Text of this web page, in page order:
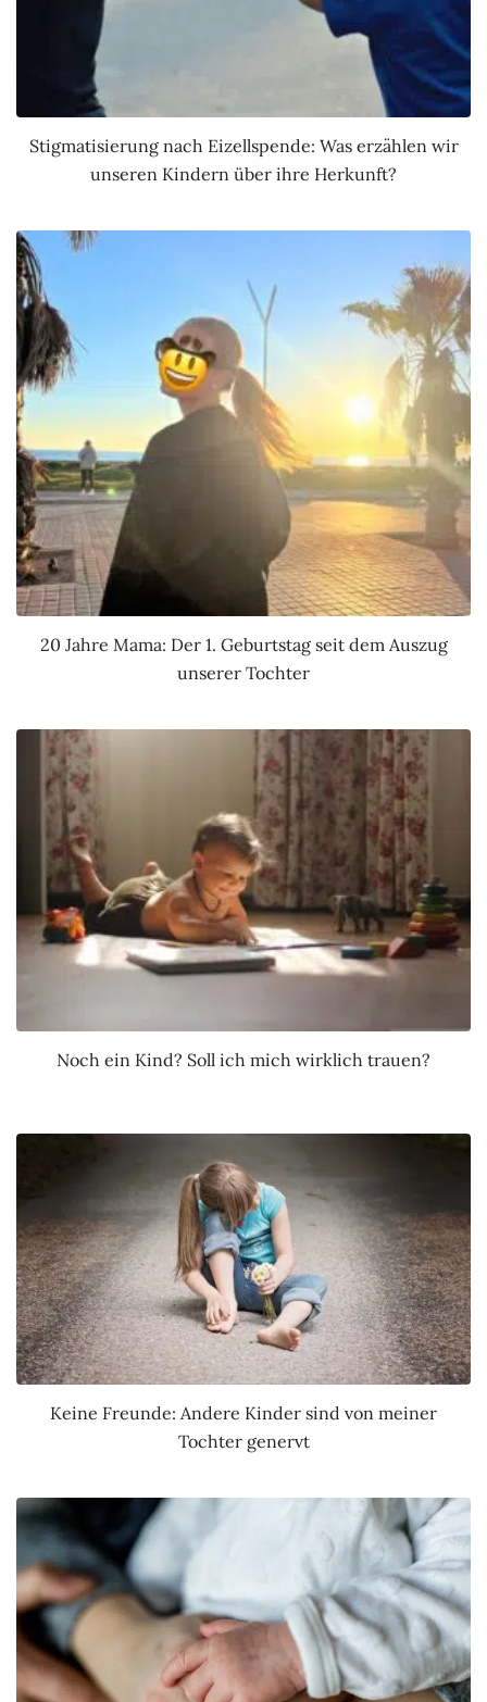
Stigmatisierung nach Eizellspende: Was erzählen wir
unseren Kindern über ihre Herkunft?
20 Jahre Mama: Der 1. Geburtstag seit dem Auszug
unserer Tochter
Noch ein Kind? Soll ich mich wirklich trauen?
Keine Freunde: Andere Kinder sind von meiner
Tochter genervt